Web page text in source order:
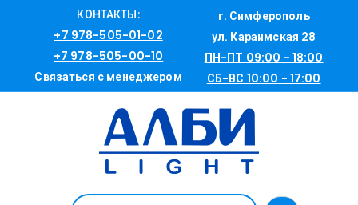
КОНТАКТЫ:
+7 978-505-01-02
+7 978-505-00-10
Связаться с менеджером
г. Симферополь
ул. Караимская 28
ПН-ПТ 09:00 - 18:00
СБ-ВС 10:00 - 17:00